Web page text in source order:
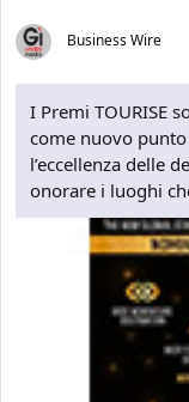
Business Wire
I Premi TOURISE
come nuovo
l’eccellenza delle
onorare i luoghi